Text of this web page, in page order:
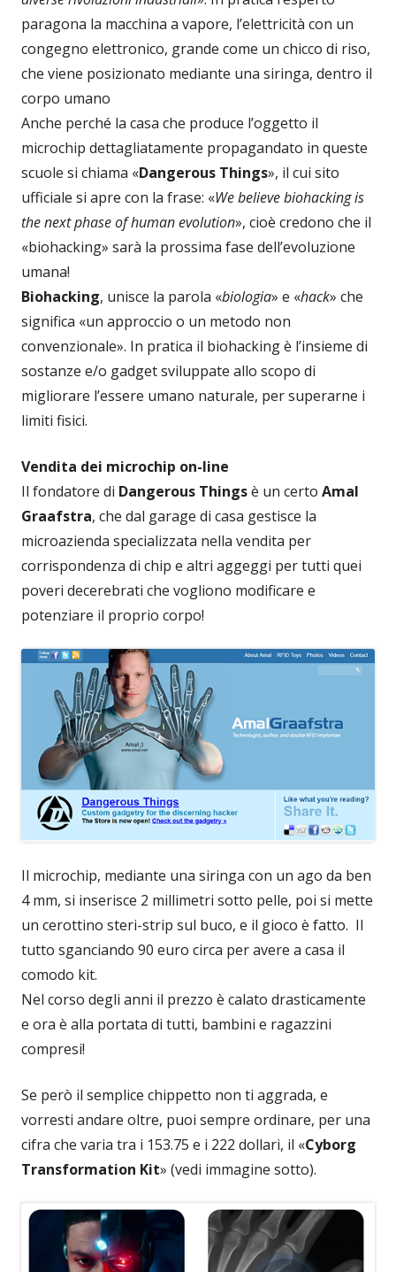
paragona la macchina a vapore, l’elettricità con un
congegno elettronico, grande come un chicco di riso,
che viene posizionato mediante una siringa, dentro il
corpo umano
Anche perché la casa che produce l’oggetto il
microchip dettagliatamente propagandato in queste
scuole si chiama «Dangerous Things», il cui sito
ufficiale si apre con la frase: «We believe biohacking is
the next phase of human evolution», cioè credono che il
«biohacking» sarà la prossima fase dell’evoluzione
umana!
Biohacking, unisce la parola «biologia» e «hack» che
significa «un approccio o un metodo non
convenzionale». In pratica il biohacking è l’insieme di
sostanze e/o gadget sviluppate allo scopo di
migliorare l’essere umano naturale, per superarne i
limiti fisici.
Vendita dei microchip on-line
Il fondatore di Dangerous Thingsè un certo Amal
Graafstra, che dal garage di casa gestisce la
microazienda specializzata nella vendita per
corrispondenza di chip e altri aggeggi per tutti quei
poveri decerebrati che vogliono modificare e
potenziare il proprio corpo!
Il microchip, mediante una siringa con un ago da ben
4 mm, si inserisce 2 millimetri sotto pelle, poi si mette
un cerottino steri-strip sul buco, e il gioco è fatto. Il
tutto sganciando 90 euro circa per avere a casa il
comodo kit.
Nel corso degli anni il prezzo è calato drasticamente
e ora è alla portata di tutti, bambini e ragazzini
compresi!
Se però il semplice chippetto non ti aggrada, e
vorresti andare oltre, puoi sempre ordinare, per una
cifra che varia tra i 153.75 e i 222 dollari, il «Cyborg
Transformation Kit» (vedi immagine sotto).